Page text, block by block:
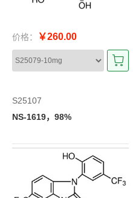
价格： ￥260.00
S25107
NS-1619，98%